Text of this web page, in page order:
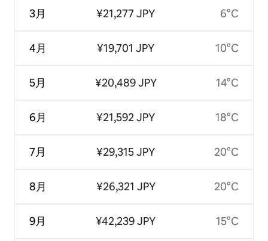
3月
4月
5月
6月
7月
8月
9月
¥21,277 JPY
¥19,701 JPY
¥20,489 JPY
¥21,592 JPY
¥29,315 JPY
¥26,321 JPY
¥42,239 JPY
6°C
10°C
14°C
18°C
20°C
20°C
15°C